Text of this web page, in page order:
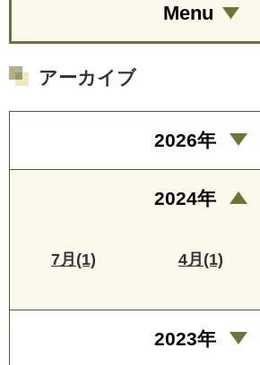
Menu
アーカイブ
2026年
2024年
7月(1) 4月(1)
2023年